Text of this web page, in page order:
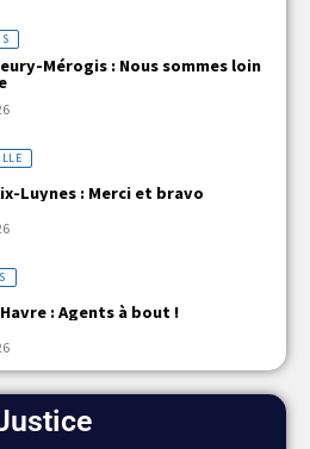
Mérogis : Nous sommes loin
Luynes : Merci et bravo
: Agents à bout !